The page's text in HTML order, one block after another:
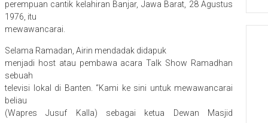
perempuan cantik kelahiran Banjar, Jawa Barat, 28 Agustus
1976, itu
mewawancarai.
Selama Ramadan, Airin mendadak didapuk
menjadi host atau pembawa acara Talk Show Ramadhan
sebuah
televisi lokal di Banten. “Kami ke sini untuk mewawancarai
beliau
(Wapres Jusuf Kalla) sebagai ketua Dewan Masjid